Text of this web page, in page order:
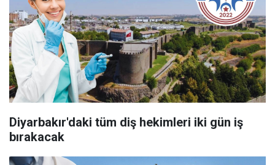
Diyarbakır'daki tüm diş hekimleri iki gün iş
bırakacak